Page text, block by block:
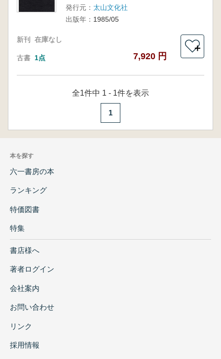
発行元： 太山文化社
出版年： 1985/05
新刊 在庫なし
古書 1点 7,920 円
＋
全1件中 1 - 1件を表示
1
本を探す
六一書房の本
ランキング
特価図書
特集
書店様へ
著者ログイン
会社案内
お問い合わせ
リンク
採用情報